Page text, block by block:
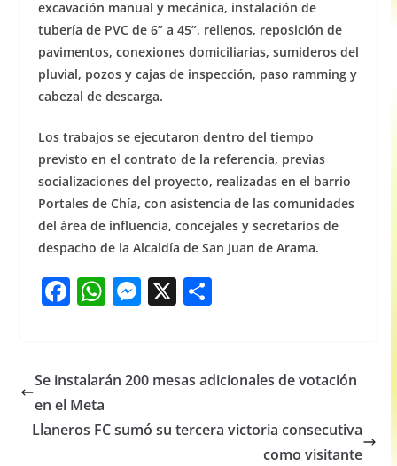
excavación manual y mecánica, instalación de
tubería de PVC de 6” a 45”, rellenos, reposición de
pavimentos, conexiones domiciliarias, sumideros del
pluvial, pozos y cajas de inspección, paso ramming y
cabezal de descarga.
Los trabajos se ejecutaron dentro del tiempo
previsto en el contrato de la referencia, previas
socializaciones del proyecto, realizadas en el barrio
Portales de Chía, con asistencia de las comunidades
del área de influencia, concejales y secretarios de
despacho de la Alcaldía de San Juan de Arama.
F
e
b
o
W
s
p
M
e
g
X S
e
Se instalarán 200 mesas adicionales de votación
en el Meta
Llaneros FC sumó su tercera victoria consecutiva
como visitante